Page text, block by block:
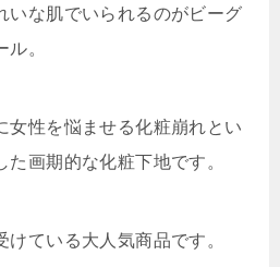
いな肌でいられるのがビーグ
。
女性を悩ませる化粧崩れとい
た画期的な化粧下地です。
ている大人気商品です。